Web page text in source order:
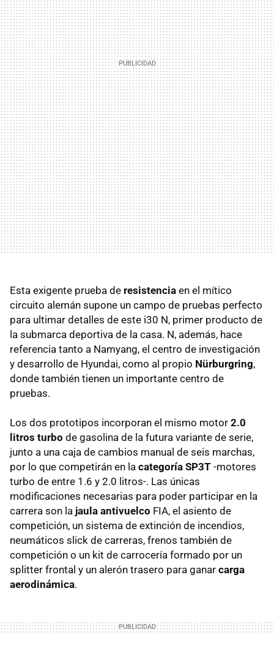
Esta exigente prueba de resistencia en el mítico
circuito alemán supone un campo de pruebas perfecto
para ultimar detalles de este i30 N, primer producto de
la submarca deportiva de la casa. N, además, hace
referencia tanto a Namyang, el centro de investigación
y desarrollo de Hyundai, como al propio Nürburgring,
donde también tienen un importante centro de
pruebas.
Los dos prototipos incorporan el mismo motor 2.0
litros turbo de gasolina de la futura variante de serie,
junto a una caja de cambios manual de seis marchas,
por lo que competirán en la categoría SP3T -motores
turbo de entre 1.6 y 2.0 litros-. Las únicas
modificaciones necesarias para poder participar en la
carrera son la jaula antivuelco FIA, el asiento de
competición, un sistema de extinción de incendios,
neumáticos slick de carreras, frenos también de
competición o un kit de carrocería formado por un
splitter frontal y un alerón trasero para ganar carga
aerodinámica.